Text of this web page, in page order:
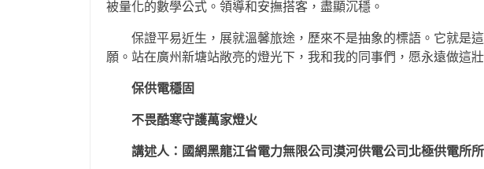
被量化的數學公式。領導和安撫搭客，盡顯沉穩。
保證平易近生，展就溫馨旅途，歷來不是抽象的標語。它就是
願。站在廣州新塘站敞亮的燈光下，我和我的同事們，愿永遠做這
保供電穩固
不畏酷寒守護萬家燈火
講述人：國網黑龍江省電力無限公司漠河供電公司北極供電所